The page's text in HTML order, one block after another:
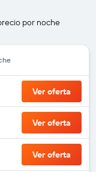
por noche
Ver oferta
Ver oferta
Ver oferta